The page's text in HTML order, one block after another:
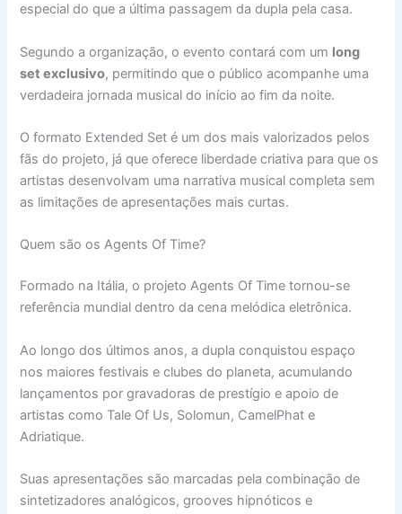
especial do que a última passagem da dupla pela casa.
Segundo a organização, o evento contará com um long
set exclusivo, permitindo que o público acompanhe uma
verdadeira jornada musical do início ao fim da noite.
O formato Extended Set é um dos mais valorizados pelos
fãs do projeto, já que oferece liberdade criativa para que os
artistas desenvolvam uma narrativa musical completa sem
as limitações de apresentações mais curtas.
Quem são os Agents Of Time?
Formado na Itália, o projeto Agents Of Time tornou-se
referência mundial dentro da cena melódica eletrônica.
Ao longo dos últimos anos, a dupla conquistou espaço
nos maiores festivais e clubes do planeta, acumulando
lançamentos por gravadoras de prestígio e apoio de
artistas como Tale Of Us, Solomun, CamelPhat e
Adriatique.
Suas apresentações são marcadas pela combinação de
sintetizadores analógicos, grooves hipnóticos e